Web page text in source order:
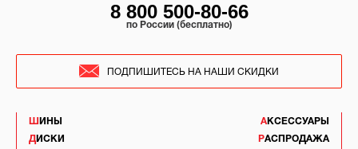
ШИНЫ
ДИСКИ
АКСЕССУАРЫ
РАСПРОДАЖА
8 800 500-80-66
по России (бесплатно)
ПОДПИШИТЕСЬ НА НАШИ СКИДКИ